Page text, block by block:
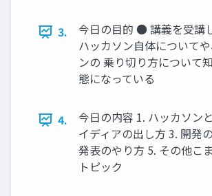
3.
今⽇の⽬的 ● 講義を受講
ハッカソン⾃体について
ンの 乗り切り⽅について
態になっている
4.
今⽇の内容 1. ハッカソン
イディアの出し⽅ 3. 開発
発表のやり⽅ 5. その他こ
トピック